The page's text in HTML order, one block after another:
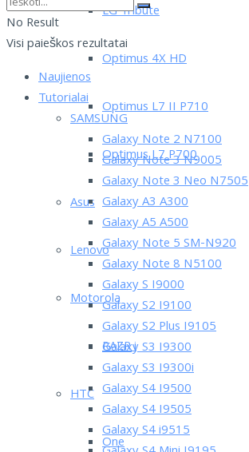
LG Tribute
Optimus 4X HD
Optimus L7 II P710
Optimus L7 P700
Asus
Lenovo
Motorola
RAZR i
HTC
One
No Result
Visi paieškos rezultatai
Naujienos
Tutorialai
SAMSUNG
Galaxy Note 2 N7100
Galaxy Note 3 N9005
Galaxy Note 3 Neo N7505
Galaxy A3 A300
Galaxy A5 A500
Galaxy Note 5 SM-N920
Galaxy Note 8 N5100
Galaxy S I9000
Galaxy S2 I9100
Galaxy S2 Plus I9105
Galaxy S3 I9300
Galaxy S3 I9300i
Galaxy S4 I9500
Galaxy S4 I9505
Galaxy S4 i9515